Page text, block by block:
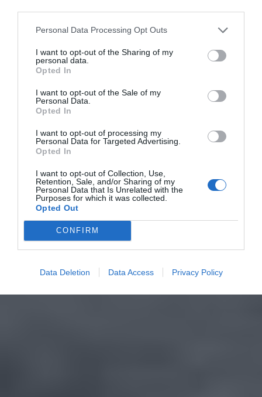
Personal Data Processing Opt Outs
I want to opt-out of the Sharing of my
personal data.
Opted In
I want to opt-out of the Sale of my
Personal Data.
Opted In
I want to opt-out of processing my
Personal Data for Targeted Advertising.
Opted In
I want to opt-out of Collection, Use,
Retention, Sale, and/or Sharing of my
Personal Data that Is Unrelated with the
Purposes for which it was collected.
Opted Out
CONFIRM
Data Deletion Data Access Privacy Policy